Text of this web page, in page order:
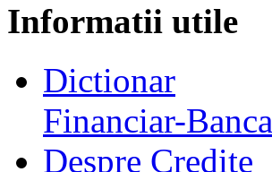
Informatii utile
Dictionar
Financiar-
Despre Credite